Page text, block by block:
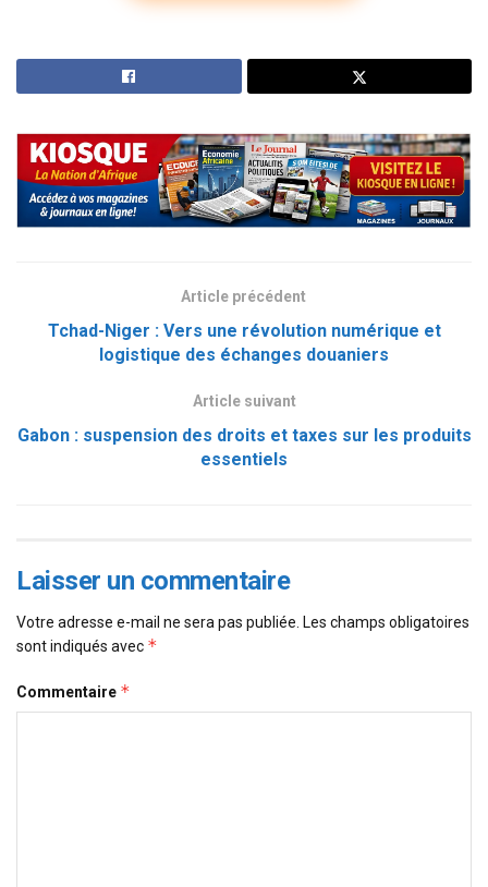
Article précédent
Tchad-Niger : Vers une révolution numérique et
logistique des échanges douaniers
Article suivant
Gabon : suspension des droits et taxes sur les produits
essentiels
Laisser un commentaire
Votre adresse e-mail ne sera pas publiée. Les champs obligatoires
sont indiqués avec *
Commentaire *